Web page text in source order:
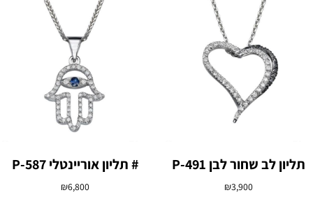
תליון לב שחור לבן P-491
₪3,900
# תליון אוריינטלי P-587
₪6,800